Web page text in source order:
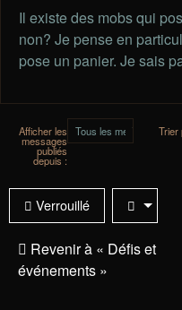
Il existe des mobs qui
non? Je pense en
pose un panier. Je sais
Afficher les
messages
publiés
depuis :
Trier
Verrouillé
Revenir à « Défis et
événements »